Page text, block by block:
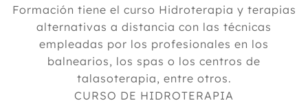
Formación tiene el curso Hidroterapia y terapias
alternativas a distancia con las técnicas
empleadas por los profesionales en los
balnearios, los spas o los centros de
talasoterapia, entre otros.
CURSO DE HIDROTERAPIA